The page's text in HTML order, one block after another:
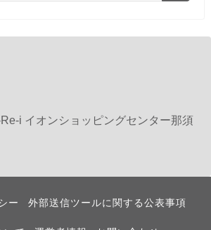
i イオンショッピングセンター那須
ー 外部送信ツールに関する公表事項